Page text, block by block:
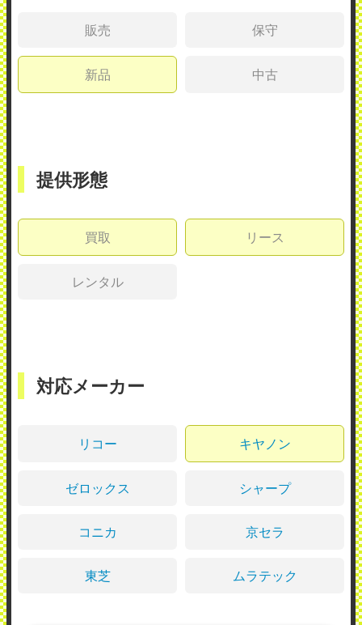
販売 保守
新品 中古
提供形態
買取 リース
レンタル
対応メーカー
リコー キヤノン
ゼロックス シャープ
コニカ 京セラ
東芝 ムラテック